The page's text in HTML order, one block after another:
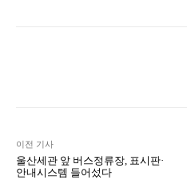
이전 기사
울산세관 앞 버스정류장, 표시판·
안내시스템 들어섰다